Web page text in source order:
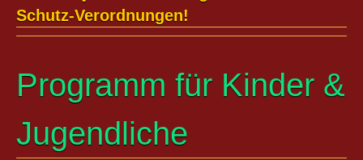
Schutz-Verordnungen!
Programm für Kinder &
Jugendliche